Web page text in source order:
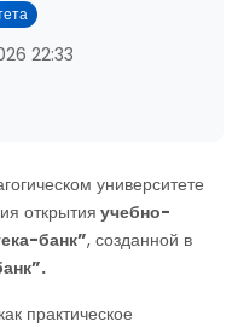
22:33
университете
открытия учебно-
банк”, созданной в
практическое